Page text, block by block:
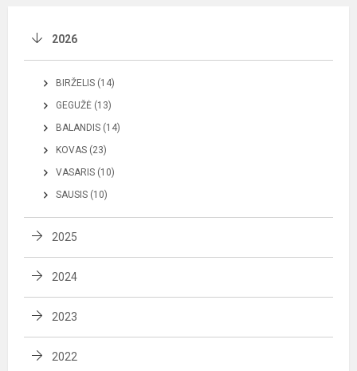
2026
BIRŽELIS (14)
GEGUŽĖ (13)
BALANDIS (14)
KOVAS (23)
VASARIS (10)
SAUSIS (10)
2025
2024
2023
2022